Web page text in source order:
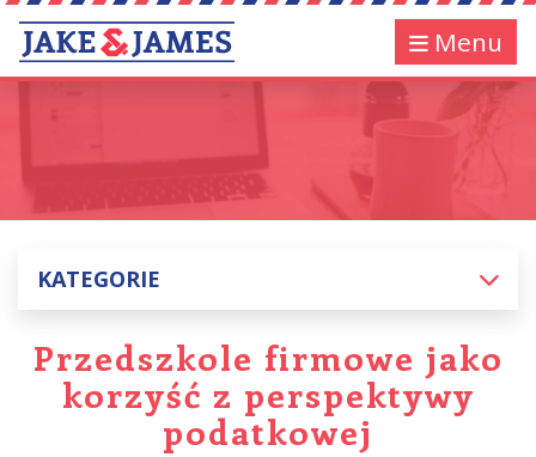
Menu
KATEGORIE
Przedszkole firmowe jako
korzyść z perspektywy
podatkowej